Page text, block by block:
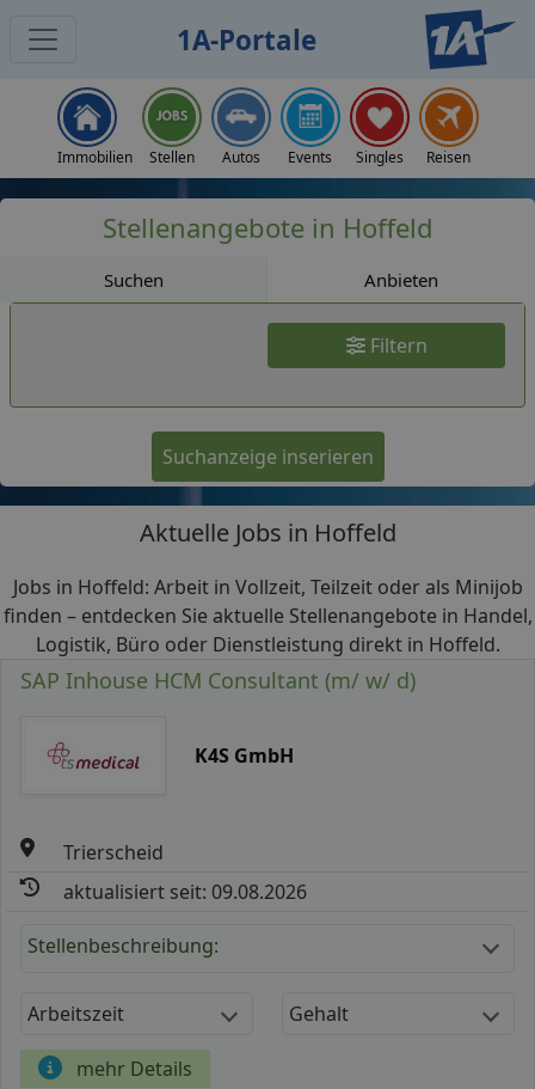
1A-Portale
Immobilien Stellen Autos Events Singles Reisen
Stellenangebote in Hoffeld
Suchen Anbieten
Filtern
Suchanzeige inserieren
Aktuelle Jobs in Hoffeld
Jobs in Hoffeld: Arbeit in Vollzeit, Teilzeit oder als Minijob
finden – entdecken Sie aktuelle Stellenangebote in Handel,
Logistik, Büro oder Dienstleistung direkt in Hoffeld.
SAP Inhouse HCM Consultant (m/ w/ d)
K4S GmbH
Trierscheid
aktualisiert seit: 09.08.2026
Stellenbeschreibung:
Arbeitszeit Gehalt
mehr Details